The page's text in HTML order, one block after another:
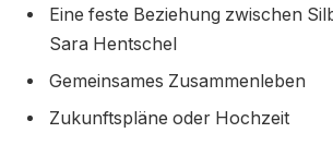
Eine feste Beziehung zwischen
Sara Hentschel
Gemeinsames Zusammenleben
Zukunftspläne oder Hochzeit